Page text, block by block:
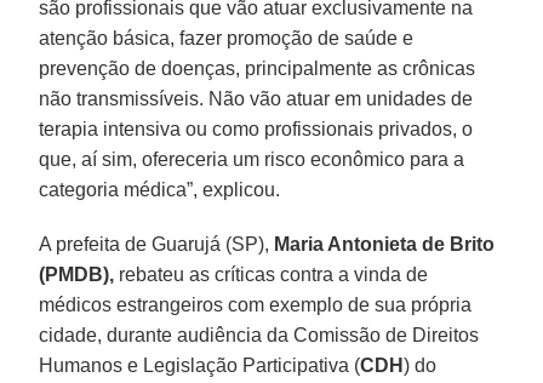
são profissionais que vão atuar exclusivamente na
atenção básica, fazer promoção de saúde e
prevenção de doenças, principalmente as crônicas
não transmissíveis. Não vão atuar em unidades de
terapia intensiva ou como profissionais privados, o
que, aí sim, ofereceria um risco econômico para a
categoria médica”, explicou.
A prefeita de Guarujá (SP), Maria Antonieta de Brito
(PMDB), rebateu as críticas contra a vinda de
médicos estrangeiros com exemplo de sua própria
cidade, durante audiência da Comissão de Direitos
Humanos e Legislação Participativa (CDH) do